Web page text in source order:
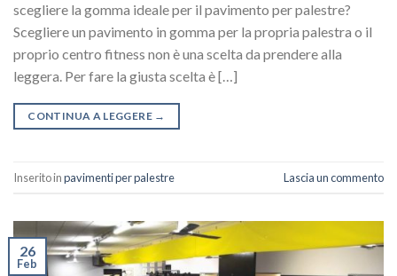
scegliere la gomma ideale per il pavimento per palestre?
Scegliere un pavimento in gomma per la propria palestra o il
proprio centro fitness non è una scelta da prendere alla
leggera. Per fare la giusta scelta è […]
CONTINUA A LEGGERE →
Inserito inpavimenti per palestre Lascia un commento
26
Feb